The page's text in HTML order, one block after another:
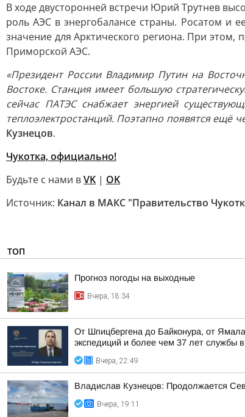
В ходе двусторонней встречи Юрий Трутнев
роль АЭС в энергобалансе страны. Росатом и
значение для Арктического региона. При
Приморской АЭС.
«Президент России Владимир Путин на
Востоке. Станция имеет большую
сейчас ПАТЭС снабжает энергией
теплоэлектростанций. Поэтапно появятся
Кузнецов.
Чукотка, официально!
Будьте с нами вVK | OK
Источник: Канал в МАКС "Правительство
ТОП
Прогноз погоды на выходные
Вчера, 18:34
От Шпицбергена до Байконура, от
экспедиций и более чем 37 лет службы
Вчера, 22:49
Владислав Кузнецов: Продолжается
Вчера, 19:11